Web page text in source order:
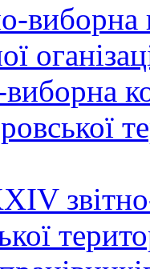
виборна